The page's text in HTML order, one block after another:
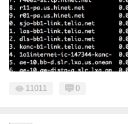
11011 0